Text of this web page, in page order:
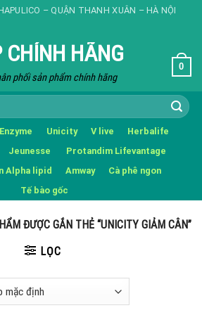
– QUẬN THANH XUÂN – HÀ NỘI
CHÍNH HÃNG
phối sản phẩm chính hãng
0
Unicity V live
Herbalife
Jeunesse
Protandim Lifevantage
Alpha lipid Amway
Cà phê ngon
Tế bào gốc
ĐƯỢC GẮN THẺ “UNICITY GIẢM CÂN”
LỌC